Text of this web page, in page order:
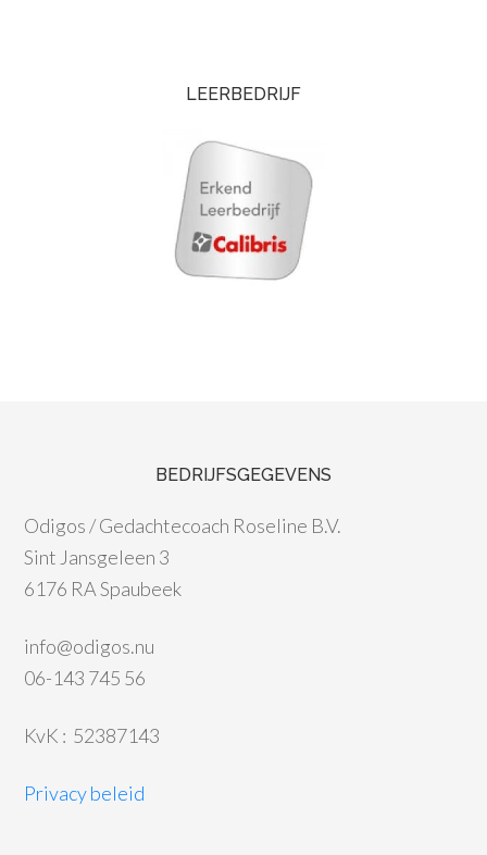
LEERBEDRIJF
BEDRIJFSGEGEVENS
Odigos / Gedachtecoach Roseline B.V.
Sint Jansgeleen 3
6176 RA Spaubeek
info@odigos.nu
06-143 745 56
KvK : 52387143
Privacy beleid